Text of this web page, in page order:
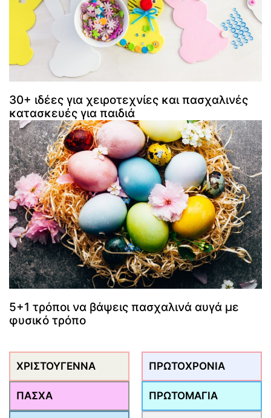
30+ ιδέες για χειροτεχνίες και πασχαλινές
κατασκευές για παιδιά
5+1 τρόποι να βάψεις πασχαλινά αυγά με
φυσικό τρόπο
ΧΡΙΣΤΟΥΓΕΝΝΑ ΠΡΩΤΟΧΡΟΝΙΑ
ΠΑΣΧΑ ΠΡΩΤΟΜΑΓΙΑ